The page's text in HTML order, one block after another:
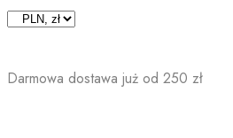
Skip
Darmowa dostawa już od 250 zł